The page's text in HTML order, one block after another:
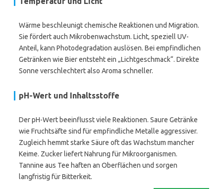
Wärme beschleunigt chemische Reaktionen und Migration.
Sie fördert auch Mikrobenwachstum. Licht, speziell UV-
Anteil, kann Photodegradation auslösen. Bei empfindlichen
Getränken wie Bier entsteht ein „Lichtgeschmack“. Direkte
Sonne verschlechtert also Aroma schneller.
pH-Wert und Inhaltsstoffe
Der pH-Wert beeinflusst viele Reaktionen. Saure Getränke
wie Fruchtsäfte sind für empfindliche Metalle aggressiver.
Zugleich hemmt starke Säure oft das Wachstum mancher
Keime. Zucker liefert Nahrung für Mikroorganismen.
Tannine aus Tee haften an Oberflächen und sorgen
langfristig für Bitterkeit.